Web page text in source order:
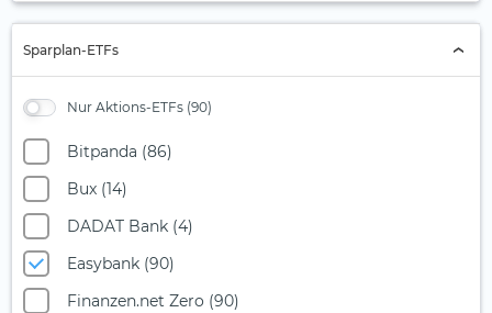
Batterie
Biotech
Bitcoin
Blockchain
Blue Economy
Burggraben
Chemie
Aktien Asien-Pazifik (ex Japan)
Aktien Industrieländer
Aktien Schwellenländer
Anleihen Global
MSCI Europe
Sparplan-ETFs
Nur Aktions-ETFs (90)
Bitpanda (86)
Bux (14)
DADAT Bank (4)
Easybank (90)
Finanzen.net Zero (90)